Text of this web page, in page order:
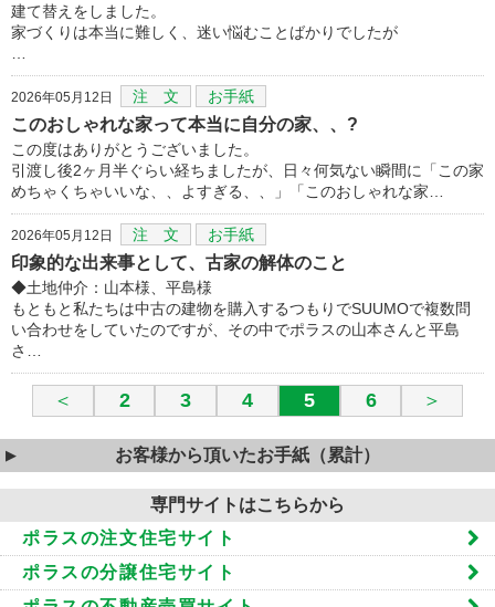
建て替えをしました。
家づくりは本当に難しく、迷い悩むことばかりでしたが
2026年05月12日 注 文 お手紙
このおしゃれな家って本当に自分の家、、?
この度はありがとうございました。
引渡し後2ヶ月半ぐらい経ちましたが、日々何気ない瞬間に「この家
めちゃくちゃいいな、、よすぎる、、」「このおしゃれな家…
2026年05月12日 注 文 お手紙
印象的な出来事として、古家の解体のこと
◆土地仲介：山本様、平島様
もともと私たちは中古の建物を購入するつもりでSUUMOで複数問
い合わせをしていたのですが、その中でポラスの山本さんと平島
さ…
＜ 2 3 4 5 6 ＞
お客様から頂いたお手紙（累計）
専門サイトはこちらから
ポラスの注文住宅サイト
ポラスの分譲住宅サイト